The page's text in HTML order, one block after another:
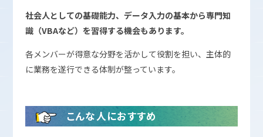
社会人としての基礎能力、データ入力の基本から専門知
識（VBAなど）を習得する機会もあります。
各メンバーが得意な分野を活かして役割を担い、主体的
に業務を遂行できる体制が整っています。
こんな人におすすめ